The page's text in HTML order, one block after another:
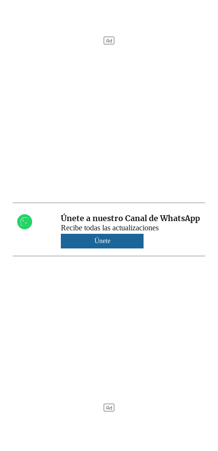
Únete a nuestro Canal de WhatsApp
Recibe todas las actualizaciones
Únete